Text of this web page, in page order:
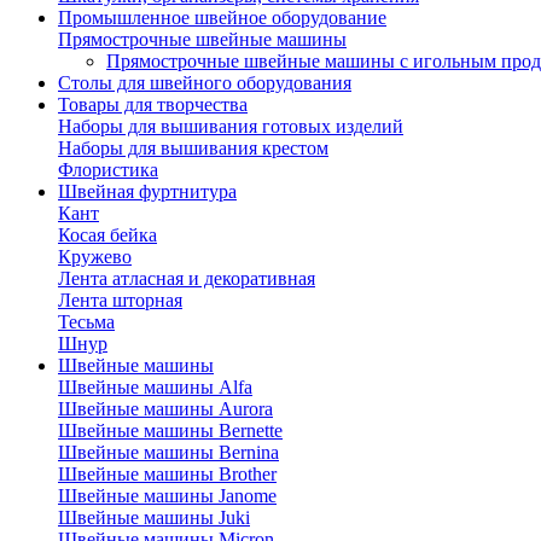
Промышленное швейное оборудование
Прямострочные швейные машины
Прямострочные швейные машины с игольным
Столы для швейного оборудования
Товары для творчества
Наборы для вышивания готовых изделий
Наборы для вышивания крестом
Флористика
Швейная фуртнитура
Кант
Косая бейка
Кружево
Лента aтласная и декоративная
Лента шторная
Тесьма
Шнур
Швейные машины
Швейные машины Alfa
Швейные машины Aurora
Швейные машины Bernette
Швейные машины Bernina
Швейные машины Brother
Швейные машины Janome
Швейные машины Juki